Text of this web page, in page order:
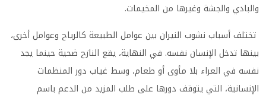
والبادي والجشة وغيرها من المخيمات.
تختلف أسباب نشوب النيران بين عوامل الطبيعة كالرياح وعوامل أخرى،
بينها تدخل الإنسان نفسه. في النهاية، يقع النازح ضحية حينما يجد
نفسه في العراء بلا مأوى أو طعام، وسط غياب دور المنظمات
الإنسانية، التي يتوقف دورها على طلب المزيد من الدعم باسم